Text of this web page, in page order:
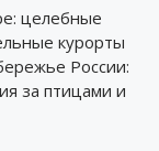
целебные
курорты
России:
за птицами и